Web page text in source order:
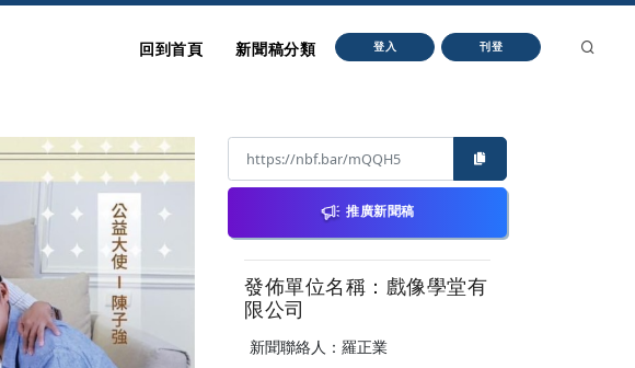
回到首頁 新聞稿分類 登入 刊登
推廣新聞稿
發佈單位名稱：戲像學堂有
限公司
新聞聯絡人：羅正業